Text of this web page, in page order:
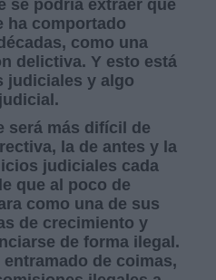
se podría extraer que
ha comportado
como una
delictiva. Y esto está
judiciales y algo
será más difícil de
la de antes y la
judiciales cada
que al poco de
como una de sus
de crecimiento y
de forma ilegal.
de coimas,